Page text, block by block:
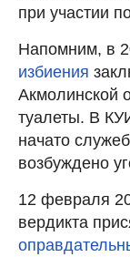
при участии
Напомним, в
избиения
Акмолинской
туалеты. В
начато
возбуждено
12 февраля
вердикта